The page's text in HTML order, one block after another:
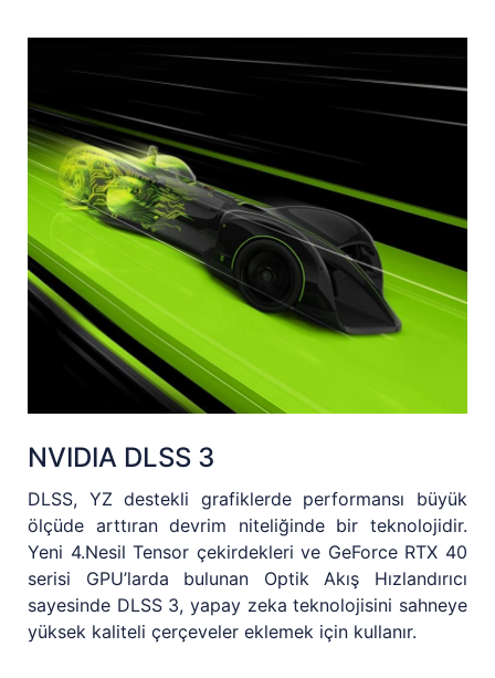
NVIDIA DLSS 3
DLSS, YZ destekli grafiklerde performansı büyük
ölçüde arttıran devrim niteliğinde bir teknolojidir.
Yeni 4.Nesil Tensor çekirdekleri ve GeForce RTX 40
serisi GPU’larda bulunan Optik Akış Hızlandırıcı
sayesinde DLSS 3, yapay zeka teknolojisini sahneye
yüksek kaliteli çerçeveler eklemek için kullanır.